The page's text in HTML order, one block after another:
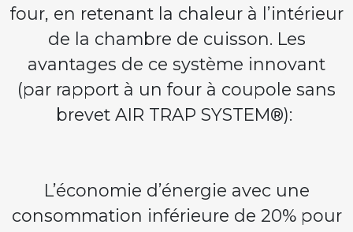
four, en retenant la chaleur à l’intérieur
de la chambre de cuisson. Les
avantages de ce système innovant
(par rapport à un four à coupole sans
brevet AIR TRAP SYSTEM®):
L’économie d’énergie avec une
consommation inférieure de 20% pour